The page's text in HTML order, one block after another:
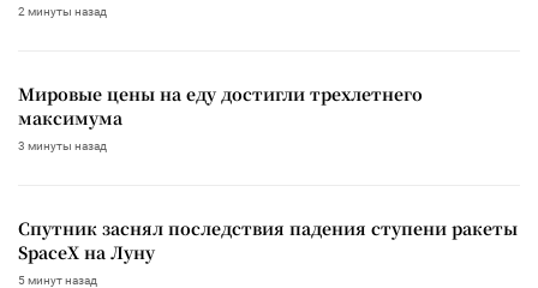
2 минуты назад
Мировые цены на еду достигли трехлетнего
максимума
3 минуты назад
Спутник заснял последствия падения ступени ракеты
SpaceX на Луну
5 минут назад